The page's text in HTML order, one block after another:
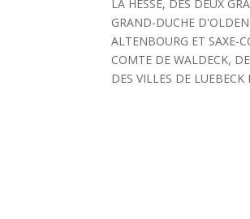
LA HESSE, DES DEUX
GRAND-DUCHE
ALTENBOURG ET SAXE-
COMTE DE WALDECK,
DES VILLES DE LUEBECK